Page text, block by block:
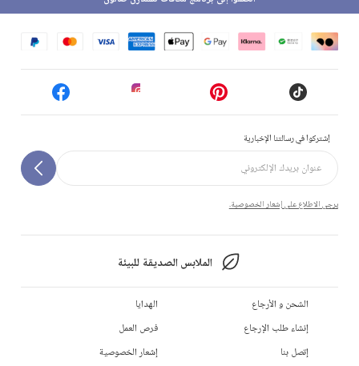
إشتركوا في رسالتنا الإخبارية
يرجى الاطلاع على إشعار الخصوصية.
الملابس الصديقة للبيئة
الشحن و الأرجاع
إنشاء طلب الإرجاع
إتصل بنا
الهدايا
فرص العمل
إشعار الخصوصية